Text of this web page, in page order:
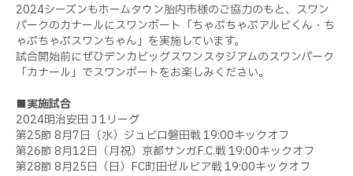
2024シーズンもホームタウン胎内市様のご協力のもと、スワン
パークのカナールにスワンボート「ちゃぷちゃぷアルビくん・ち
ゃぷちゃぷスワンちゃん」を実施しています。
試合開始前にぜひデンカビッグスワンスタジアムのスワンパーク
「カナール」でスワンボートをお楽しみください。
■実施試合
2024明治安田Ｊ1リーグ
第25節 8月7日（水）ジュビロ磐田戦 19:00キックオフ
第26節 8月12日（月祝）京都サンガF.C.戦 19:00キックオフ
第28節 8月25日（日）FC町田ゼルビア戦 19:00キックオフ